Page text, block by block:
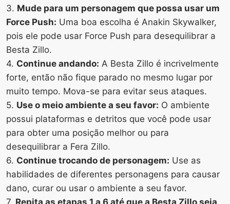
3. Mude para um personagem que possa usar um
Force Push: Uma boa escolha é Anakin Skywalker,
pois ele pode usar Force Push para desequilibrar a
Besta Zillo.
4. Continue andando: A Besta Zillo é incrivelmente
forte, então não fique parado no mesmo lugar por
muito tempo. Mova-se para evitar seus ataques.
5. Use o meio ambiente a seu favor: O ambiente
possui plataformas e detritos que você pode usar
para obter uma posição melhor ou para
desequilibrar a Fera Zillo.
6. Continue trocando de personagem: Use as
habilidades de diferentes personagens para causar
dano, curar ou usar o ambiente a seu favor.
7. Repita as etapas 1 a 6 até que a Besta Zillo seja